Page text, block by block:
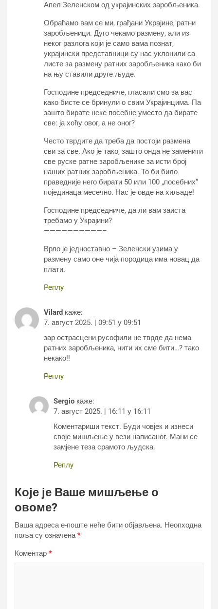
Апел Зеленском од украјинских заробљеника.
Обраћамо вам се ми, грађани Украјине, ратни
заробљеници. Дуго чекамо размену, али из
неког разлога који је само вама познат,
украјински представници су нас уклонили са
листе за размену ратних заробљеника како би
на њу ставили друге људе.
Господине председниче, гласали смо за вас
како бисте се бринули о свим Украјинцима. Па
зашто бирате неке посебне уместо да бирате
све: ја хоћу овог, а не оног?
Често тврдите да треба да постоји размена
сви за све. Ако је тако, зашто онда не заменити
све руске ратне заробљенике за исти број
наших ратних заробљеника. То би било
праведније него бирати 50 или 100 „посебних“
појединаца месечно. Нас је овде на хиљаде!
Господине председниче, да ли вам заиста
требамо у Украјини?
——————————–
Врло је једноставно – Зеленски узима у
размену само оне чија породица има новац да
плати.
Реплy
Vilard каже:
7. август 2025. | 09:51 у 09:51
зар острасцени русофили не тврде да нема
ратних заробљеника, нити их сме бити…? тако
некако!!
Реплy
Sergio каже:
7. август 2025. | 16:11 у 16:11
Коментариши текст. Буди човјек и изнеси
своје мишљење у вези написаног. Мани се
замјене теза срамото људска.
Реплy
Које је Ваше мишљење о
овоме?
Ваша адреса е-поште неће бити објављена. Неопходна
поља су означена*
Коментар *